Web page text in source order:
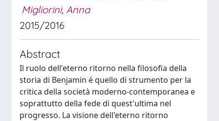
Migliorini, Anna
2015/2016
Abstract
Il ruolo dell'eterno ritorno nella filosofia della
storia di Benjamin é quello di strumento per la
critica della società moderno-contemporanea e
soprattutto della fede di quest'ultima nel
progresso. La visione dell'eterno ritorno